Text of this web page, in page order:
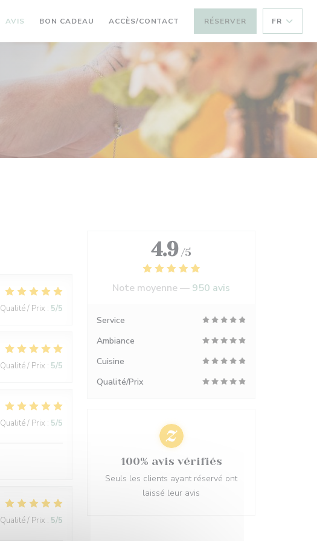
AVIS BON CADEAU ACCÈS/CONTACT RÉSERVER FR
Qualité / Prix : 5/5
Qualité / Prix : 5/5
Qualité / Prix : 5/5
Qualité / Prix : 5/5
4.9 /5
Note moyenne — 950 avis
Service
Ambiance
Cuisine
Qualité/Prix
100% avis vérifiés
Seuls les clients ayant réservé ont
laissé leur avis